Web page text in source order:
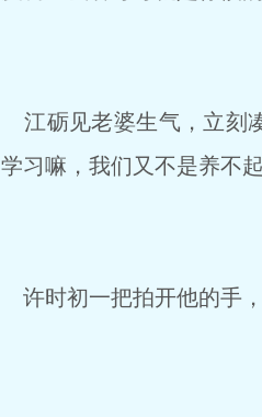
江砺见老婆生气，立刻
学习嘛，我们又不是养不
许时初一把拍开他的手